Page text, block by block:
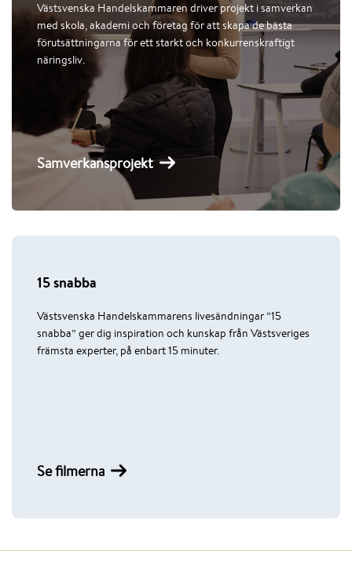
Västsvenska Handelskammaren driver projekt i samverkan
med skola, akademi och företag för att skapa de bästa
förutsättningarna för ett starkt och konkurrenskraftigt
näringsliv.
Samverkansprojekt
15 snabba
Västsvenska Handelskammarens livesändningar ”15
snabba” ger dig inspiration och kunskap från Västsveriges
främsta experter, på enbart 15 minuter.
Se filmerna